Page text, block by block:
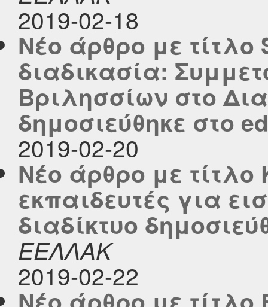
2019-02-18
Νέο άρθρο με τίτλο
διαδικασία:
Βριλησσίων στο
δημοσιεύθηκε στο
2019-02-20
Νέο άρθρο με
εκπαιδευτές για
διαδίκτυο
ΕΕΛΛΑΚ
2019-02-22